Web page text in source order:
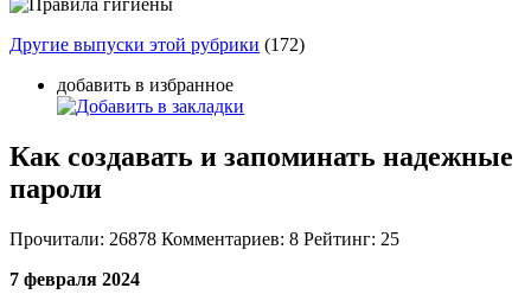
Другие выпуски этой рубрики (172)
добавить в избранное
Как создавать и запоминать надежные
пароли
Прочитали: 26878 Комментариев: 8 Рейтинг: 25
7 февраля 2024